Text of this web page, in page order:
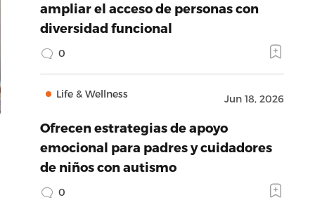
ampliar el acceso de personas con
diversidad funcional
0
Life & Wellness Jun 18, 2026
Ofrecen estrategias de apoyo
emocional para padres y cuidadores
de niños con autismo
0